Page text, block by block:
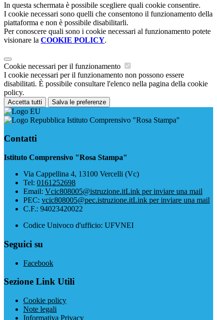
In questa schermata è possibile scegliere quali cookie consentire.
I cookie necessari sono quelli che consentono il funzionamento della
piattaforma e non è possibile disabilitarli.
Per conoscere quali sono i cookie necessari al funzionamento potete
visionare la COOKIE POLICY.
Cookie necessari per il funzionamento
I cookie necessari per il funzionamento non possono essere
disabilitati. È possibile consultare l'elenco nella pagina della cookie
policy.
Accetta tutti Salva le preferenze
Istituto Comprensivo "Rosa Stampa"
Contatti
Istituto Comprensivo "Rosa Stampa"
Via Cappellina 4, 13100 Vercelli (Vc)
Tel: 0161252698
Email: Vcic808005@istruzione.itLink per inviare una mail
PEC: vcic808005@pec.istruzione.itLink per inviare una mail
C.F.: 94023420022
Codice Univoco d'ufficio: UFVNEI
Seguici su
Facebook
Sezione Link Utili
Cookie policy
Note legali
Informativa Privacy